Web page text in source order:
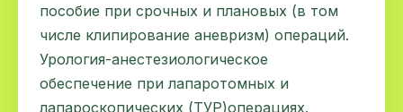
пособие при срочных и плановых (в том
числе клипирование аневризм) операций.
Урология-анестезиологическое
обеспечение при лапаротомных и
лапароскопических (ТУР)операциях.